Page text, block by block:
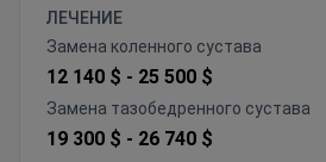
уровень медицинского
квалификацию
подтверждают
JCI, GHA
DAISY
ЛЕЧЕНИЕ
Замена коленного сустава
12 140 $ - 25 500 $
Замена тазобедренного сустава
19 300 $ - 26 740 $